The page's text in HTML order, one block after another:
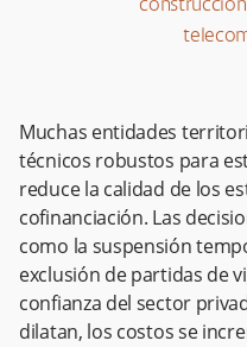
Muchas entidades
técnicos robustos para
reduce la calidad de los
cofinanciación. Las
como la suspensión
exclusión de partidas de
confianza del sector
dilatan, los costos se